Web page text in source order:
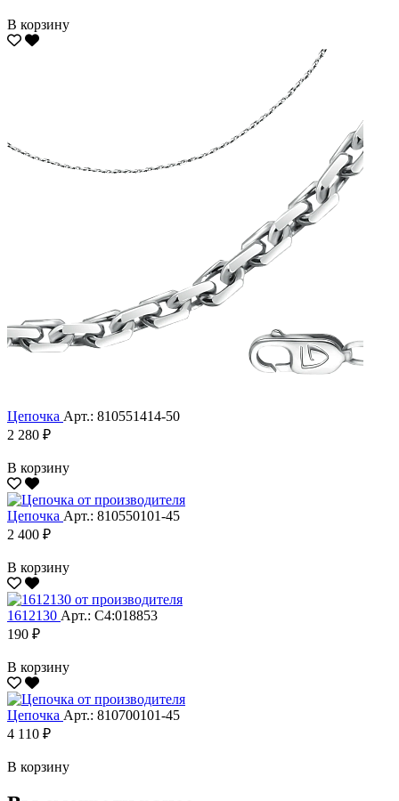
В корзину
Цепочка Арт.: 810551414-50
2 280 ₽
В корзину
Цепочка Арт.: 810550101-45
2 400 ₽
В корзину
1612130 Арт.: С4:018853
190 ₽
В корзину
Цепочка Арт.: 810700101-45
4 110 ₽
В корзину